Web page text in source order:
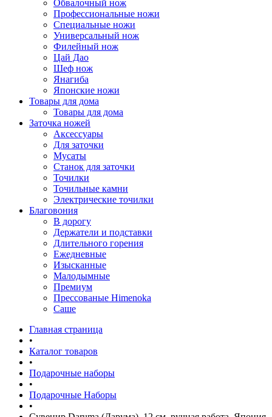
Обвалочный нож
Профессиональные ножи
Специальные ножи
Универсальный нож
Филейный нож
Цай Дао
Шеф нож
Янагиба
Японские ножи
Товары для дома
Товары для дома
Заточка ножей
Аксессуары
Для заточки
Мусаты
Станок для заточки
Точилки
Точильные камни
Электрические точилки
Благовония
В дорогу
Держатели и подставки
Длительного горения
Ежедневные
Изысканные
Малодымные
Премиум
Прессованые Himenoka
Саше
Главная страница
•
Каталог товаров
•
Подарочные наборы
•
Подарочные Наборы
•